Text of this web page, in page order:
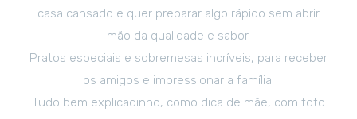
casa cansado e quer preparar algo rápido sem abrir
mão da qualidade e sabor.
Pratos especiais e sobremesas incríveis, para receber
os amigos e impressionar a família.
Tudo bem explicadinho, como dica de mãe, com foto